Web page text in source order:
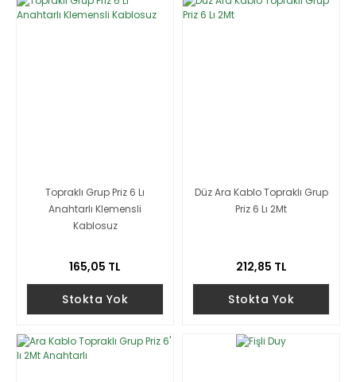
Topraklı Grup Priz 6 Lı
Anahtarlı Klemensli
Kablosuz
165,05 TL
Stokta Yok
Düz Ara Kablo Topraklı Grup
Priz 6 Lı 2Mt
212,85 TL
Stokta Yok